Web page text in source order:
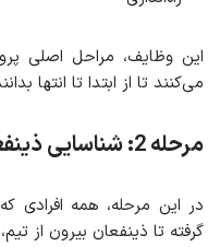
این وظایف، مراحل اصلی
می‌کنند تا از ابتدا تا انتها
مرحله 2: شناسایی ذینفعان کلیدی
در این مرحله، همه افرادی
گرفته تا ذینفعان بیرون از